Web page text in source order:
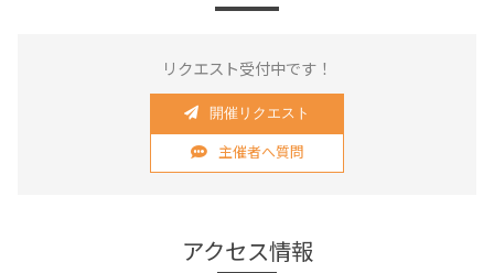
リクエスト受付中です！
開催リクエスト
主催者へ質問
アクセス情報